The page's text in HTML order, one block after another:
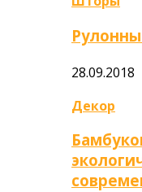
28.09.2018
Декор